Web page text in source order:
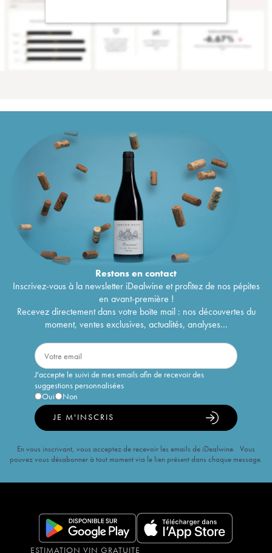
Restons encontact
Inscrivez-vous à la newsletter iDealwine et profitez de nos pépites
en avant-première !
Recevez directement dans votre boîte mail : nos découvertes du
moment, ventes exclusives, actualités, analyses...
J'accepte le suivi de mes emails afin de recevoir des
suggestions personnalisées
Oui
Non
JE M'INSCRIS
En vous inscrivant, vous acceptez de recevoir les emails de iDealwine. Vous
pouvez vous désabonner à tout moment via le lien présent dans chaque message.
ESTIMATION VIN GRATUITE